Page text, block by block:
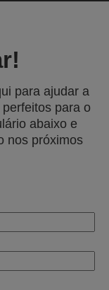
para ajudar a
para o
abaixo e
nos próximos